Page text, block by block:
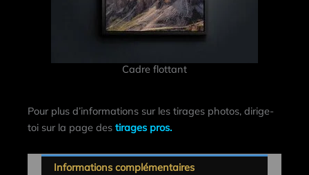
Cadre flottant
Pour plus d’informations sur les tirages photos, dirige-
toi sur la page des tirages pros.
Informations complémentaires